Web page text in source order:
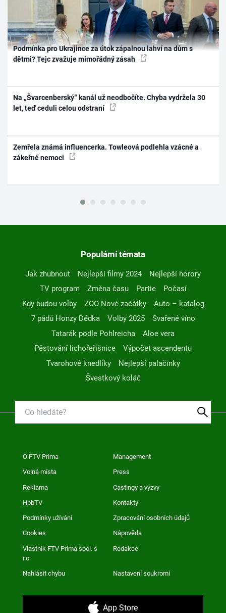
Podmínka pro Ukrajince za útok zápalnou lahví na dům s
dětmi? Tejc zvažuje mimořádný zásah
Na „Švarcenberský“ kanál už neodbočíte. Chyba vydržela 30
let, teď ceduli celou odstraní
Zemřela známá influencerka. Towleová podlehla vzácné a
zákeřné nemoci
Populární témata
Jak zhubnout Nejlepší filmy 2024
Nejlepší horory
TV program
Změna času Partie
Počasí
Kdy budou volby
ZOO Nové začátky
Auto – katalog
7 pádů Honzy Dědka
Volby 2025
Svařené víno
Tatarák podle Pohlreicha
Aloe vera
Pěstování lichořeřišnice
Výpočet ascendentu
Tvarohové knedlíky
Nejlepší palačinky
Švestkový koláč
O FTV Prima Management
Volná místa Press
Reklama Castingy a výzvy
HbbTV Kontakty
Podmínky užívání Zpracování osobních údajů
Cookies Nápověda
Vlastník FTV Prima spol. s
r.o.
Redakce
Nahlásit chybu Nastavení soukromí
App Store